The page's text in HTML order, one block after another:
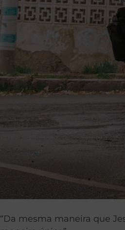
“Da mesma maneira que